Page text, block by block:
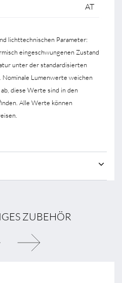
AT
lichttechnischen Parameter:
eingeschwungenen Zustand
unter der standardisierten
Nominale Lumenwerte weichen
diese Werte sind in den
Alle Werte können
ZUBEHÖR